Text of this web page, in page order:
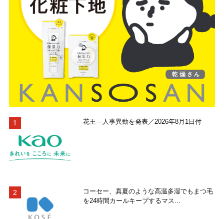
花王―人事異動を発表／2026年8月1日付
コーセー、真夏のような高温多湿でもまつ毛
を24時間カールキープするマス...